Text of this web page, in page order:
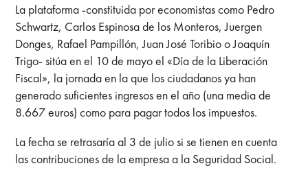
La plataforma -constituida por economistas como Pedro
Schwartz, Carlos Espinosa de los Monteros, Juergen
Donges, Rafael Pampillón, Juan José Toribio o Joaquín
Trigo- sitúa en el 10 de mayo el «Día de la Liberación
Fiscal», la jornada en la que los ciudadanos ya han
generado suficientes ingresos en el año (una media de
8.667 euros) como para pagar todos los impuestos.
La fecha se retrasaría al 3 de julio si se tienen en cuenta
las contribuciones de la empresa a la Seguridad Social.